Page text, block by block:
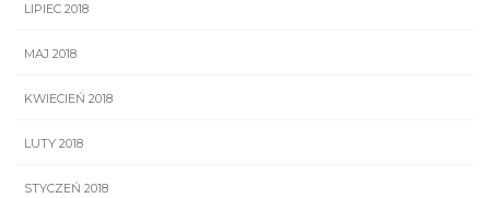
LIPIEC 2018
MAJ 2018
KWIECIEŃ 2018
LUTY 2018
STYCZEŃ 2018